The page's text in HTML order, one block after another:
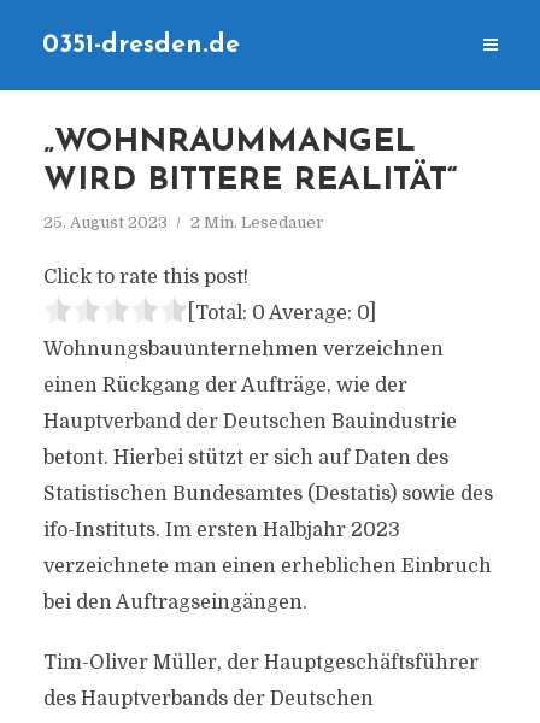
0351-dresden.de
„WOHNRAUMMANGEL
WIRD BITTERE REALITÄT“
25. August 2023 2 Min. Lesedauer
Click to rate this post!
[Total: 0 Average: 0]
Wohnungsbauunternehmen verzeichnen
einen Rückgang der Aufträge, wie der
Hauptverband der Deutschen Bauindustrie
betont. Hierbei stützt er sich auf Daten des
Statistischen Bundesamtes (Destatis) sowie des
ifo-Instituts. Im ersten Halbjahr 2023
verzeichnete man einen erheblichen Einbruch
bei den Auftragseingängen.
Tim-Oliver Müller, der Hauptgeschäftsführer
des Hauptverbands der Deutschen